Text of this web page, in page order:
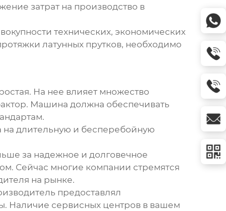
затрат на производство в
технических, экономических
латунных прутков, необходимо
На нее влияет множество
Машина должна обеспечивать
на длительную и бесперебойную
за надежное и долговечное
Сейчас многие компании стремятся
на рынке.
предоставлял
Наличие сервисных центров в вашем